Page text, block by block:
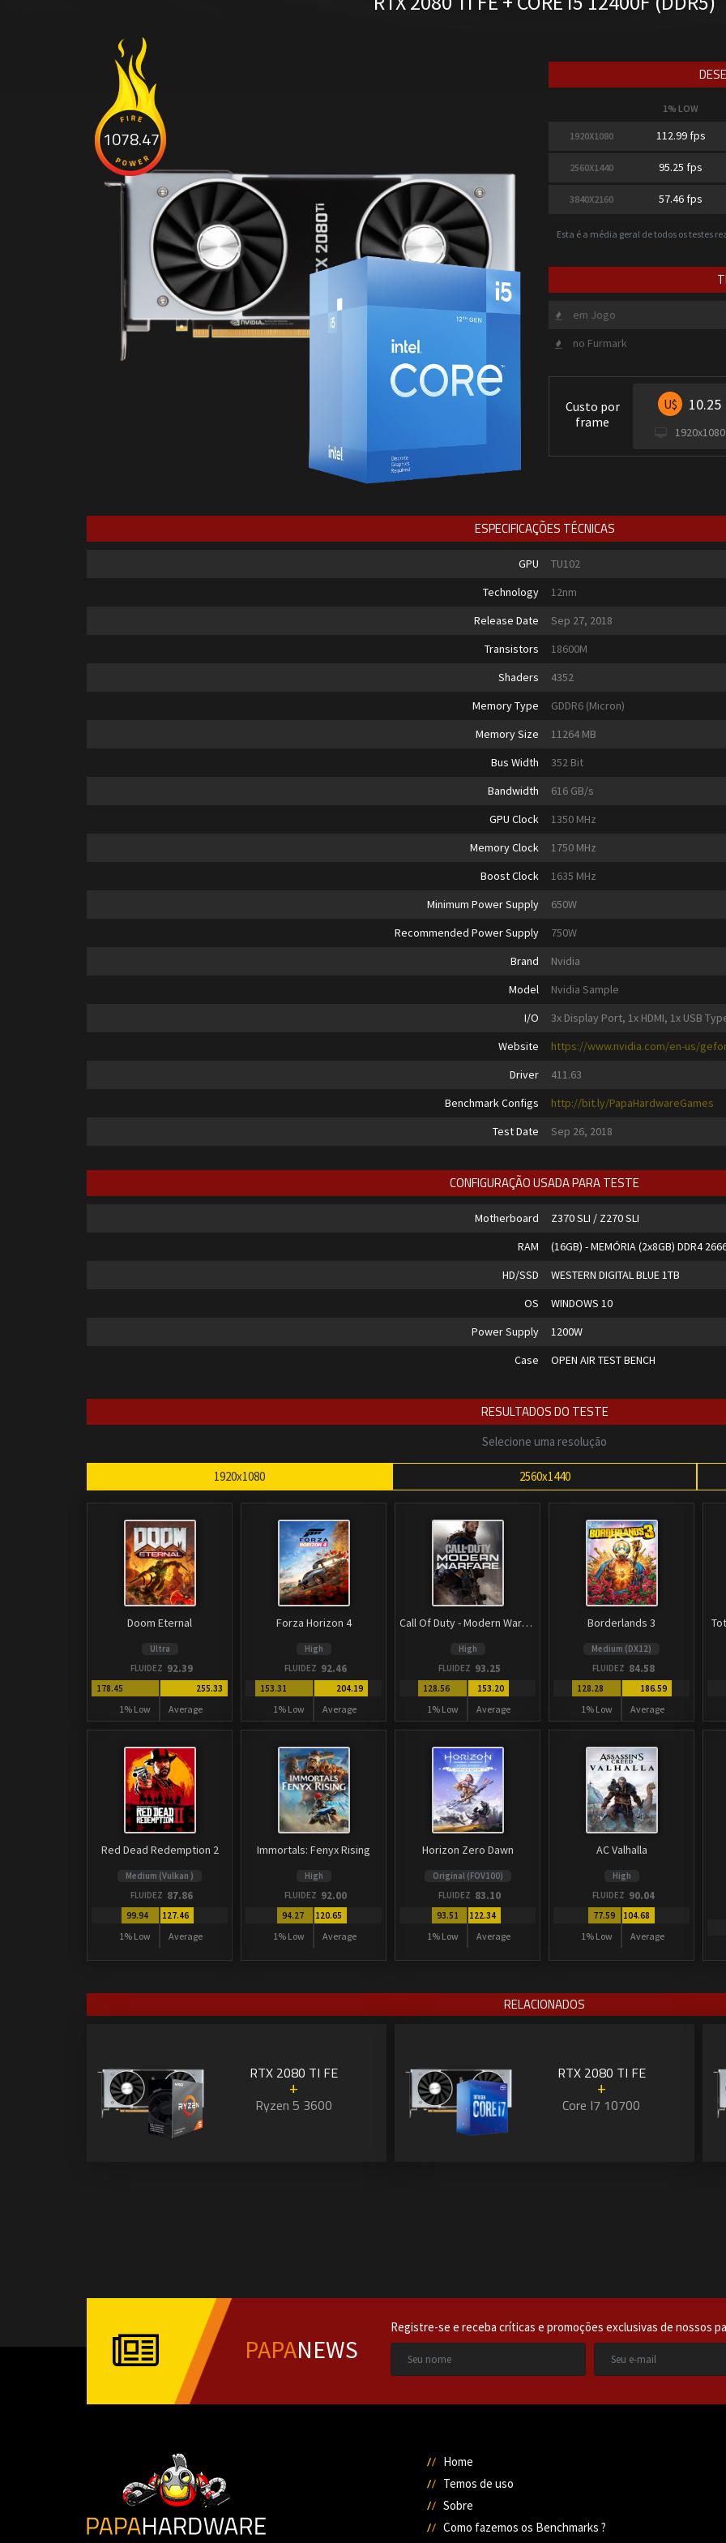
1078.47
1% LOW
1920X1080 112.99 fps
2560X1440 95.25 fps
3840X2160 57.46 fps
Esta é a média geral de todos os testes
em Jogo
no Furmark
Custo por
frame
U$ 10.25
1920x1080
ESPECIFICAÇÕES TÉCNICAS
GPU
TU102
Technology
12nm
Release Date
Sep 27, 2018
Transistors
18600M
Shaders
4352
Memory Type
GDDR6 (Micron)
Memory Size
11264 MB
Bus Width
352 Bit
Bandwidth
616 GB/s
GPU Clock
1350 MHz
Memory Clock
1750 MHz
Boost Clock
1635 MHz
Minimum Power Supply
650W
Recommended Power Supply
750W
Brand
Nvidia
Model
Nvidia Sample
I/O
3x Display Port, 1x HDMI, 1x USB
Website
https://www.nvidia.com/en-us/
Driver
411.63
Benchmark Configs
http://bit.ly/PapaHardwareGames
Test Date
Sep 26, 2018
CONFIGURAÇÃO USADA PARA TESTE
Motherboard
Z370 SLI / Z270 SLI
RAM
(16GB) - MEMÓRIA (2x8GB) DDR4
HD/SSD
WESTERN DIGITAL BLUE 1TB
OS
WINDOWS 10
Power Supply
1200W
Case
OPEN AIR TEST BENCH
RESULTADOS DO TESTE
Selecione uma resolução
1920x1080 2560x1440
Doom Eternal
Ultra
FLUIDEZ 92.39
178.45
1% Low
255.33
Average
Forza Horizon 4
High
FLUIDEZ 92.46
153.31
1% Low
204.19
Average
Call Of Duty - Modern Warfare
High
FLUIDEZ 93.25
128.56
1% Low
153.20
Average
Borderlands 3
Medium (DX12)
FLUIDEZ 84.58
128.28
1% Low
186.59
Average
Red Dead Redemption 2
Medium (Vulkan )
FLUIDEZ 87.86
99.94
1% Low
127.46
Average
Immortals: Fenyx Rising
High
FLUIDEZ 92.00
94.27
1% Low
120.65
Average
Horizon Zero Dawn
Original (FOV100)
FLUIDEZ 83.10
93.51
1% Low
122.34
Average
AC Valhalla
High
FLUIDEZ 90.04
77.59
1% Low
104.68
Average
RELACIONADOS
RTX 2080 TI FE
+
Ryzen 5 3600
RTX 2080 TI FE
+
Core I7 10700
PAPANEWS
Registre-se e receba críticas e promoções exclusivas de nossos
Home
Temos de uso
Sobre
Como fazemos os Benchmarks ?